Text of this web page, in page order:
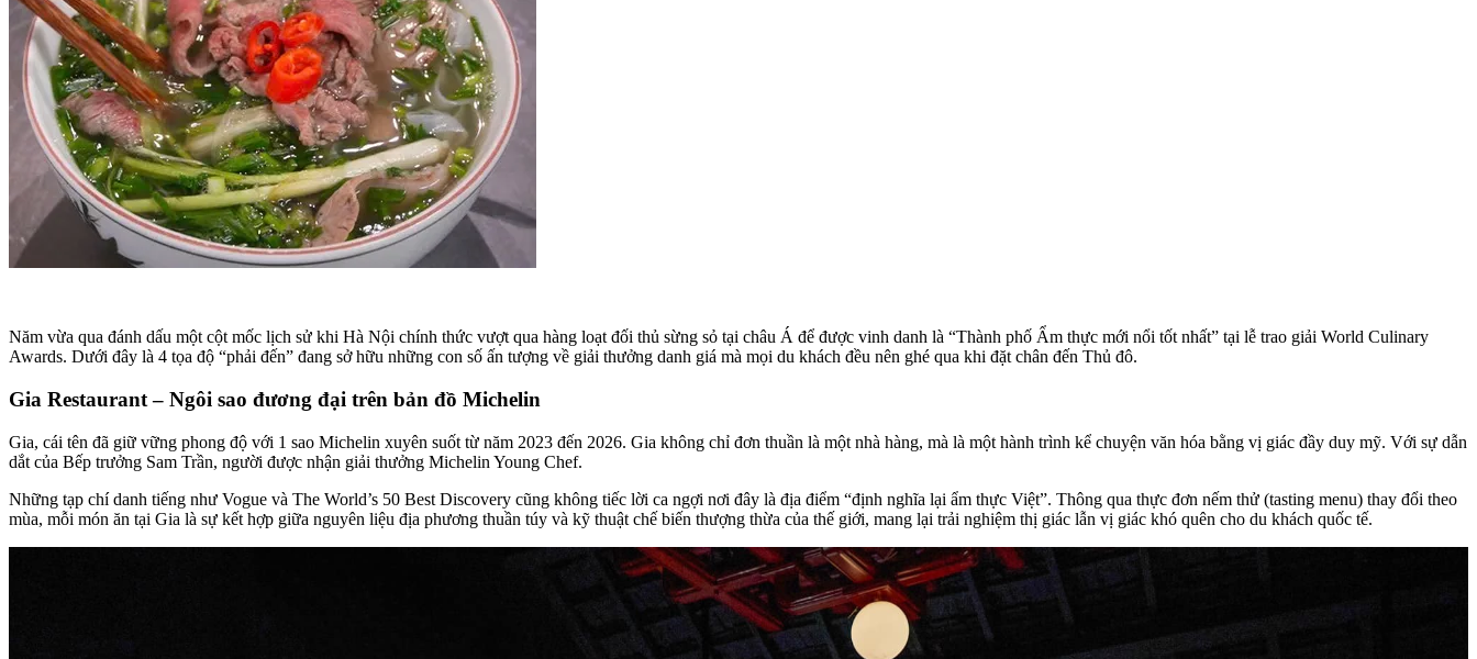
Năm vừa qua đánh dấu một cột mốc lịch sử khi Hà Nội chính thức vượt qua hàng loạt đối thủ sừng sỏ tại châu Á để được vinh danh là “Thành phố Ẩm thực mới nổi tốt nhất” tại lễ trao giải World Culinary
Awards. Dưới đây là 4 tọa độ “phải đến” đang sở hữu những con số ấn tượng về giải thưởng danh giá mà mọi du khách đều nên ghé qua khi đặt chân đến Thủ đô.
Gia Restaurant – Ngôi sao đương đại trên bản đồ Michelin
Gia, cái tên đã giữ vững phong độ với 1 sao Michelin xuyên suốt từ năm 2023 đến 2026. Gia không chỉ đơn thuần là một nhà hàng, mà là một hành trình kể chuyện văn hóa bằng vị giác đầy duy mỹ. Với sự dẫn
dắt của Bếp trưởng Sam Trần, người được nhận giải thưởng Michelin Young Chef.
Những tạp chí danh tiếng như Vogue và The World’s 50 Best Discovery cũng không tiếc lời ca ngợi nơi đây là địa điểm “định nghĩa lại ẩm thực Việt”. Thông qua thực đơn nếm thử (tasting menu) thay đổi theo
mùa, mỗi món ăn tại Gia là sự kết hợp giữa nguyên liệu địa phương thuần túy và kỹ thuật chế biến thượng thừa của thế giới, mang lại trải nghiệm thị giác lẫn vị giác khó quên cho du khách quốc tế.